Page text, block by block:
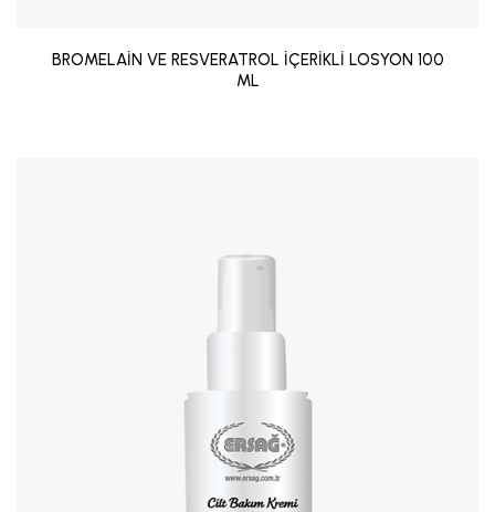
BROMELAİN VE RESVERATROL İÇERİKLİ LOSYON 100
ML